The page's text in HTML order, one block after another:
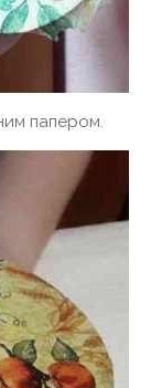
папером.